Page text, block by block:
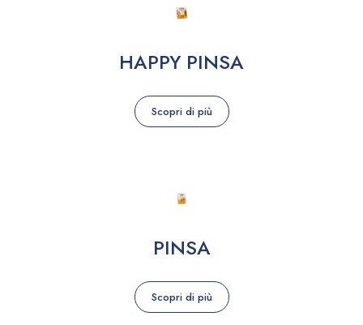
HAPPY PINSA
Scopri di più
PINSA
Scopri di più